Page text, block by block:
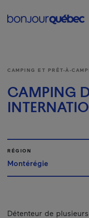
CAMPING ET PRÊT-À-
CAMPING
RÉGION
Montérégie
Détenteur de